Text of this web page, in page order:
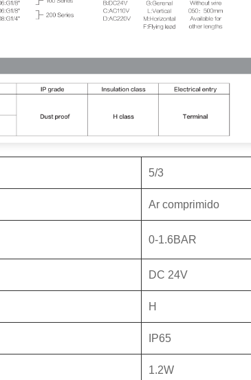
5/3
Ar comprimido
0-1.6BAR
DC 24V
H
IP65
1.2W